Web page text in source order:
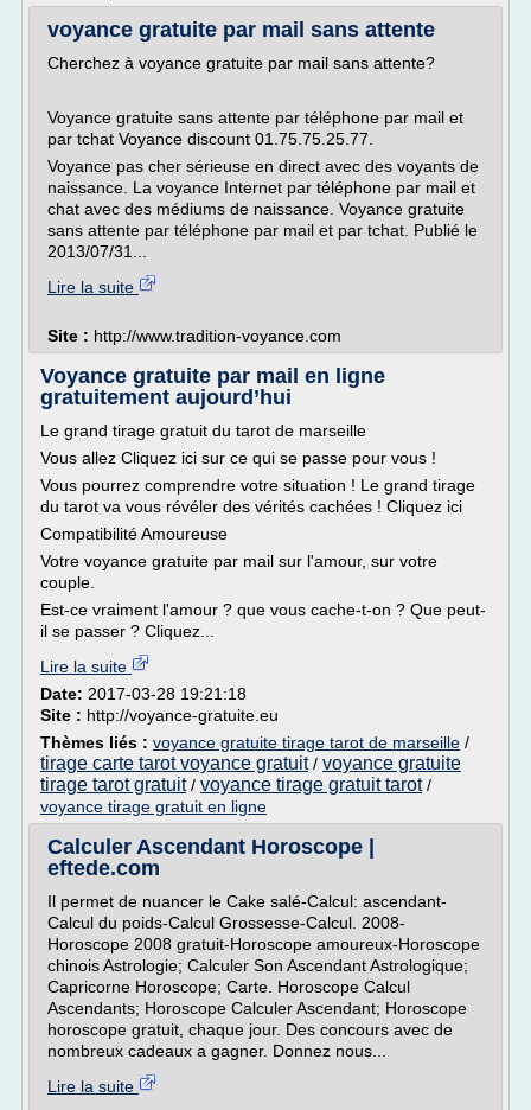
voyance gratuite par mail sans attente
Cherchez à voyance gratuite par mail sans attente?
Voyance gratuite sans attente par téléphone par mail et
par tchat Voyance discount 01.75.75.25.77.
Voyance pas cher sérieuse en direct avec des voyants de
naissance. La voyance Internet par téléphone par mail et
chat avec des médiums de naissance. Voyance gratuite
sans attente par téléphone par mail et par tchat. Publié le
2013/07/31...
Lire la suite
Site : http://www.tradition-voyance.com
Voyance gratuite par mail en ligne
gratuitement aujourd’hui
Le grand tirage gratuit du tarot de marseille
Vous allez Cliquez ici sur ce qui se passe pour vous !
Vous pourrez comprendre votre situation ! Le grand tirage
du tarot va vous révéler des vérités cachées ! Cliquez ici
Compatibilité Amoureuse
Votre voyance gratuite par mail sur l'amour, sur votre
couple.
Est-ce vraiment l'amour ? que vous cache-t-on ? Que peut-
il se passer ? Cliquez...
Lire la suite
Date: 2017-03-28 19:21:18
Site : http://voyance-gratuite.eu
Thèmes liés : voyance gratuite tirage tarot de marseille /
tirage carte tarot voyance gratuit/ voyance gratuite
tirage tarot gratuit/ voyance tirage gratuit tarot/
voyance tirage gratuit en ligne
Calculer Ascendant Horoscope |
eftede.com
Il permet de nuancer le Cake salé-Calcul: ascendant-
Calcul du poids-Calcul Grossesse-Calcul. 2008-
Horoscope 2008 gratuit-Horoscope amoureux-Horoscope
chinois Astrologie; Calculer Son Ascendant Astrologique;
Capricorne Horoscope; Carte. Horoscope Calcul
Ascendants; Horoscope Calculer Ascendant; Horoscope
horoscope gratuit, chaque jour. Des concours avec de
nombreux cadeaux a gagner. Donnez nous...
Lire la suite